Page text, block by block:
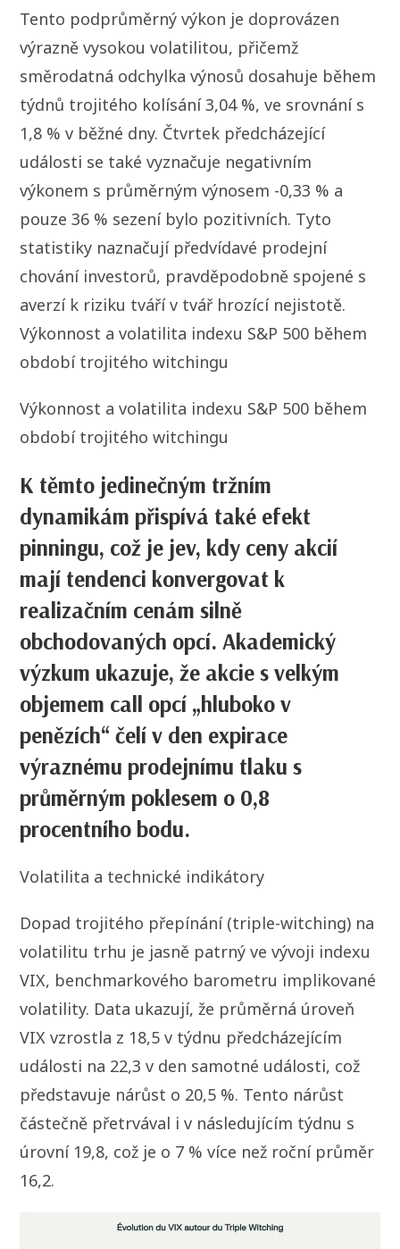
Tento podprůměrný výkon je doprovázen
výrazně vysokou volatilitou, přičemž
směrodatná odchylka výnosů dosahuje během
týdnů trojitého kolísání 3,04 %, ve srovnání s
1,8 % v běžné dny. Čtvrtek předcházející
události se také vyznačuje negativním
výkonem s průměrným výnosem -0,33 % a
pouze 36 % sezení bylo pozitivních. Tyto
statistiky naznačují předvídavé prodejní
chování investorů, pravděpodobně spojené s
averzí k riziku tváří v tvář hrozící nejistotě.
Výkonnost a volatilita indexu S&P 500 během
období trojitého witchingu
Výkonnost a volatilita indexu S&P 500 během
období trojitého witchingu
K těmto jedinečným tržním
dynamikám přispívá také efekt
pinningu, což je jev, kdy ceny akcií
mají tendenci konvergovat k
realizačním cenám silně
obchodovaných opcí. Akademický
výzkum ukazuje, že akcie s velkým
objemem call opcí „hluboko v
penězích“ čelí v den expirace
výraznému prodejnímu tlaku s
průměrným poklesem o 0,8
procentního bodu.
Volatilita a technické indikátory
Dopad trojitého přepínání (triple-witching) na
volatilitu trhu je jasně patrný ve vývoji indexu
VIX, benchmarkového barometru implikované
volatility. Data ukazují, že průměrná úroveň
VIX vzrostla z 18,5 v týdnu předcházejícím
události na 22,3 v den samotné události, což
představuje nárůst o 20,5 %. Tento nárůst
částečně přetrvával i v následujícím týdnu s
úrovní 19,8, což je o 7 % více než roční průměr
16,2.